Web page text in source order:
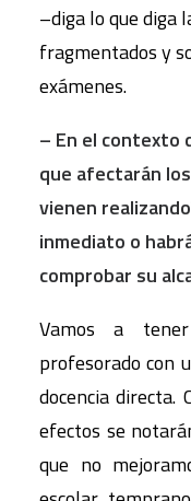
–diga lo que diga
fragmentados y
exámenes.
– En el contexto
que afectarán
vienen
inmediato o
comprobar su
Vamos a
profesorado con
docencia directa.
efectos se
que no